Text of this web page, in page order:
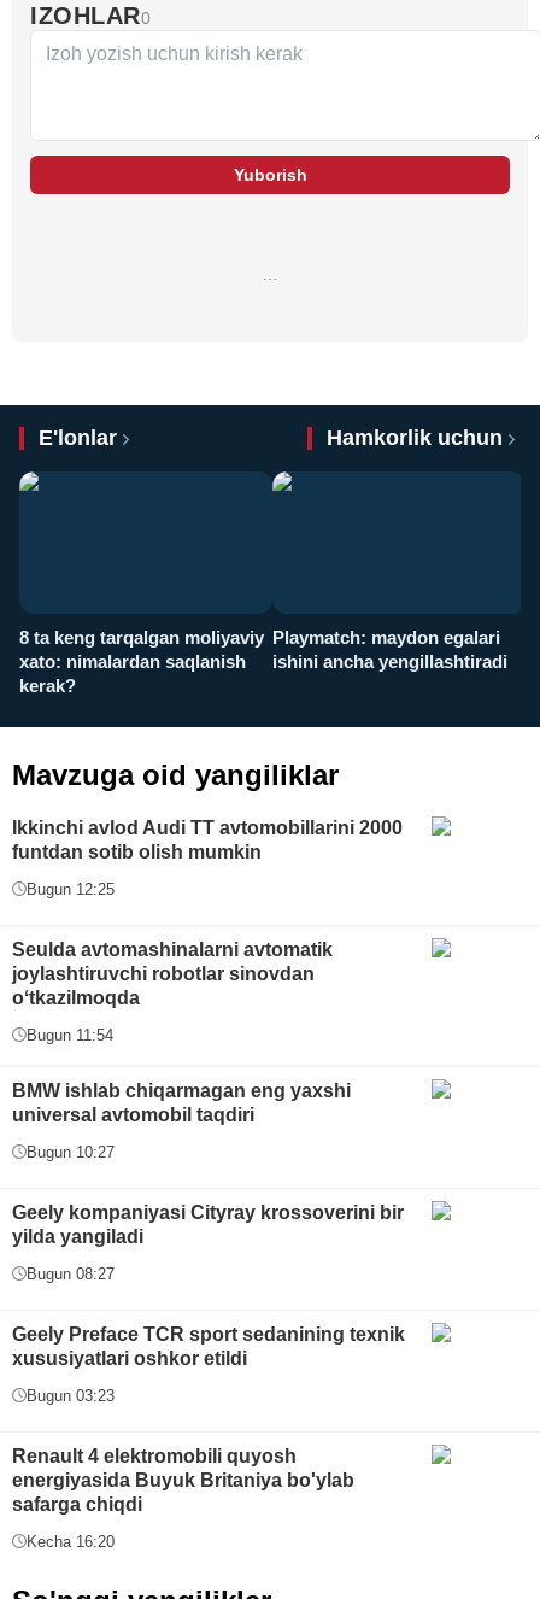
IZOHLAR0
Yuborish
E'lonlar Hamkorlik uchun
8 ta keng tarqalgan moliyaviy
xato: nimalardan saqlanish
kerak?
Playmatch: maydon egalari
ishini ancha yengillashtiradi
Mavzuga oid yangiliklar
Ikkinchi avlod Audi TT avtomobillarini 2000
funtdan sotib olish mumkin
Bugun 12:25
Seulda avtomashinalarni avtomatik
joylashtiruvchi robotlar sinovdan
oʻtkazilmoqda
Bugun 11:54
BMW ishlab chiqarmagan eng yaxshi
universal avtomobil taqdiri
Bugun 10:27
Geely kompaniyasi Cityray krossoverini bir
yilda yangiladi
Bugun 08:27
Geely Preface TCR sport sedanining texnik
xususiyatlari oshkor etildi
Bugun 03:23
Renault 4 elektromobili quyosh
energiyasida Buyuk Britaniya bo'ylab
safarga chiqdi
Kecha 16:20